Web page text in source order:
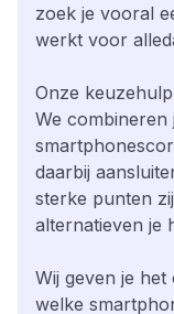
zoek je vooral
werkt voor
Onze
We
daarbij
sterke punten
alternatieven je
Wij geven je
welke